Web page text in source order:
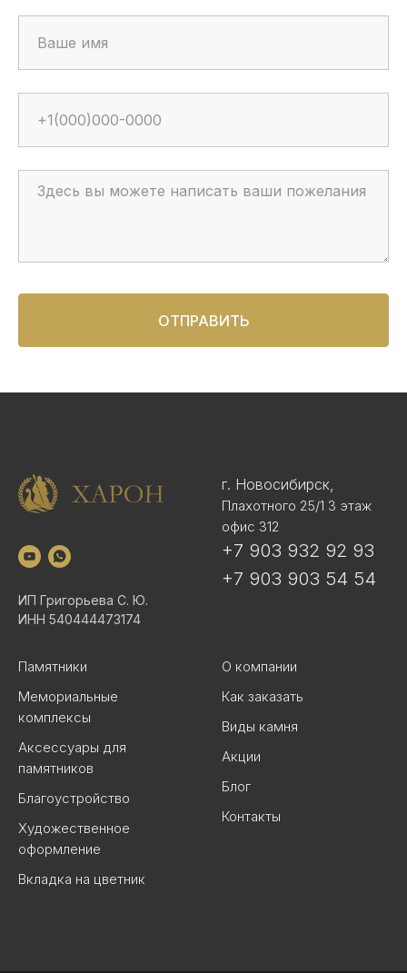
ОТПРАВИТЬ
ИП Григорьева С. Ю.
ИНН 540444473174
г. Новосибирск,
Плахотного 25/1 3 этаж
офис 312
+7 903 932 92 93
+7 903 903 54 54
Памятники
Мемориальные
комплексы
Аксессуары для
памятников
Благоустройство
Художественное
оформление
Вкладка на цветник
О компании
Как заказать
Виды камня
Акции
Блог
Контакты